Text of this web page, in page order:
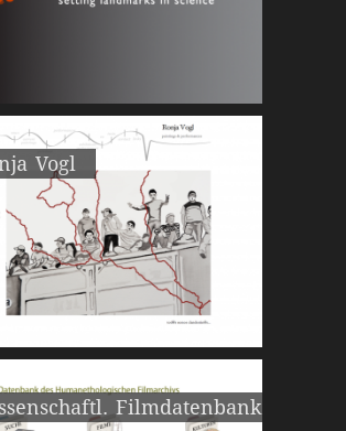
Vogl
Filmdatenbank